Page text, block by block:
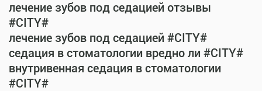
лечение зубов под седацией отзывы
#CITY#
лечение зубов под седацией #CITY#
седация в стоматологии вредно ли #CITY#
внутривенная седация в стоматологии
#CITY#